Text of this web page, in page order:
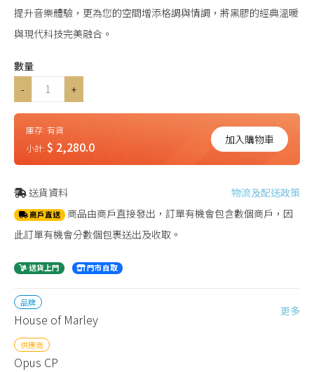
提升音樂體驗，更為您的空間增添格調與情調，將黑膠的經典溫暖
與現代科技完美融合。
數量
-
+
庫存: 有貨
小計: $ 2,280.0 加入購物車
送貨資料 物流及配送政策
商戶直送 商品由商戶直接發出，訂單有機會包含數個商戶，因
此訂單有機會分數個包裹送出及收取。
送貨上門 門市自取
品牌
House of Marley
更多
供應商
Opus CP